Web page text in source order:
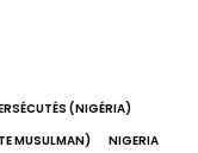
(NIGÉRIA)
MUSULMAN)
NIGERIA